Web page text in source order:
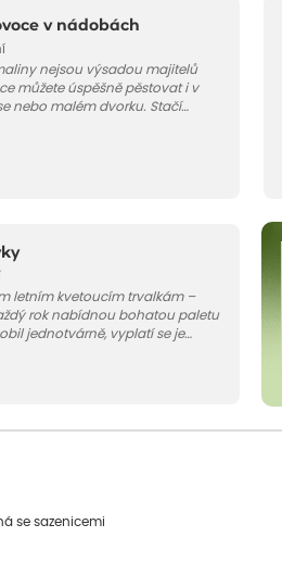
v nádobách
nejsou výsadou majitelů
můžete úspěšně pěstovat i v
nebo malém dvorku. Stačí
článku vám poradíme, jak na
letním kvetoucím trvalkám –
rok nabídnou bohatou paletu
jednotvárně, vyplatí se je
nejlépe ladí.
se sazenicemi